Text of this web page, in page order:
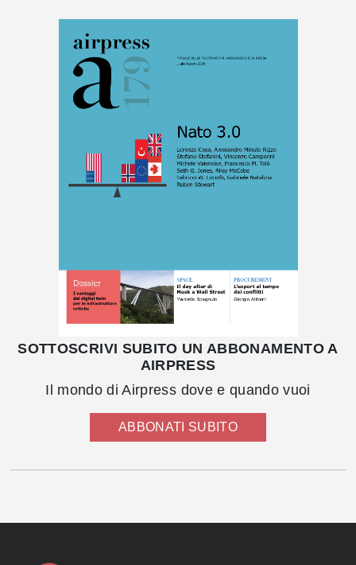
SOTTOSCRIVI SUBITO UN ABBONAMENTO A
AIRPRESS
Il mondo di Airpress dove e quando vuoi
ABBONATI SUBITO